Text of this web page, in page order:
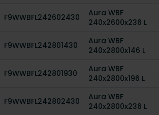
F9WWBFL242602430
Aura WBF
240x2600x236 L
F9WWBFL242801430
Aura WBF
240x2800x146 L
F9WWBFL242801930
Aura WBF
240x2800x196 L
F9WWBFL242802430
Aura WBF
240x2800x236 L